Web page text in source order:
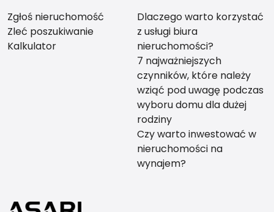
Zgłoś nieruchomość
Zleć poszukiwanie
Kalkulator
Dlaczego warto korzystać
z usługi biura
nieruchomości?
7 najważniejszych
czynników, które należy
wziąć pod uwagę podczas
wyboru domu dla dużej
rodziny
Czy warto inwestować w
nieruchomości na
wynajem?